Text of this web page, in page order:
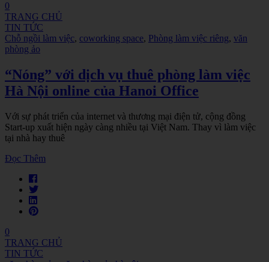
0
TRANG CHỦ
TIN TỨC
Chỗ ngồi làm việc, coworking space, Phòng làm việc riêng, văn
phòng ảo
“Nóng” với dịch vụ thuê phòng làm việc
Hà Nội online của Hanoi Office
Với sự phát triển của internet và thương mại điện tử, cộng đồng
Start-up xuất hiện ngày càng nhiều tại Việt Nam. Thay vì làm việc
tại nhà hay thuê
Đọc Thêm
0
TRANG CHỦ
TIN TỨC